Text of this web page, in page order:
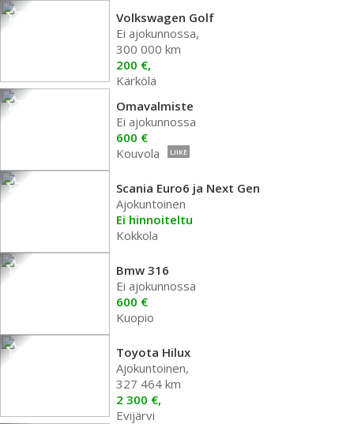
Volkswagen Golf
Ei ajokunnossa,
300 000 km
200 €,
Kärkölä
Omavalmiste
Ei ajokunnossa
600 €
Kouvola
LIIKE
Scania Euro6 ja Next Gen
Ajokuntoinen
Ei hinnoiteltu
Kokkola
Bmw 316
Ei ajokunnossa
600 €
Kuopio
Toyota Hilux
Ajokuntoinen,
327 464 km
2 300 €,
Evijärvi